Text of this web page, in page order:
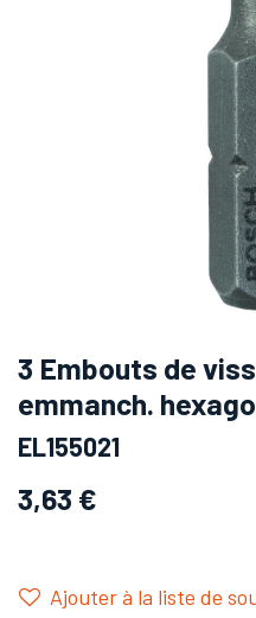
3 Embouts de
emmanch.
EL155021
3,63 €
Ajouter à la liste de